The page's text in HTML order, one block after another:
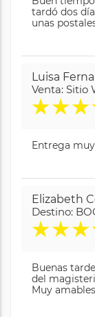
tardó dos
unas
Luisa
Venta: Sitio
★★★
Entrega
Elizabeth
Destino:
★★★
Buenas
del
Muy amables